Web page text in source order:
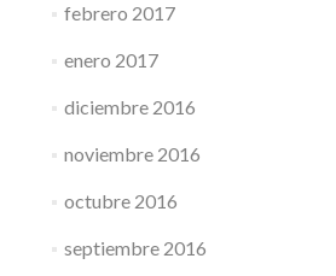
febrero 2017
enero 2017
diciembre 2016
noviembre 2016
octubre 2016
septiembre 2016